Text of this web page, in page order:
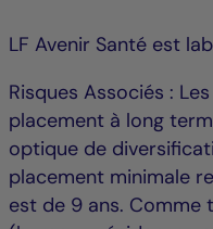
LF Avenir Santé est
Risques Associés :
placement à long
optique de
placement minimale
est de 9 ans. Comme